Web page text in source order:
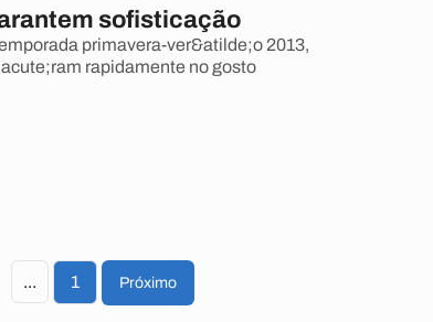
sofisticação
primavera-ver&atilde;o 2013,
rapidamente no gosto
... 1 Próximo